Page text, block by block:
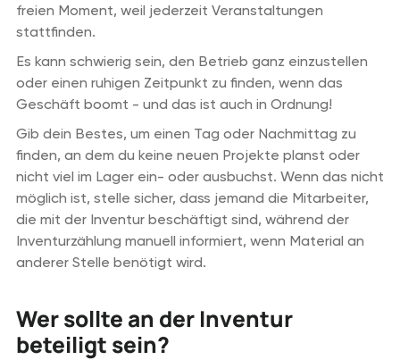
freien Moment, weil jederzeit Veranstaltungen
stattfinden.
Es kann schwierig sein, den Betrieb ganz einzustellen
oder einen ruhigen Zeitpunkt zu finden, wenn das
Geschäft boomt - und das ist auch in Ordnung!
Gib dein Bestes, um einen Tag oder Nachmittag zu
finden, an dem du keine neuen Projekte planst oder
nicht viel im Lager ein- oder ausbuchst. Wenn das nicht
möglich ist, stelle sicher, dass jemand die Mitarbeiter,
die mit der Inventur beschäftigt sind, während der
Inventurzählung manuell informiert, wenn Material an
anderer Stelle benötigt wird.
Wer sollte an der Inventur
beteiligt sein?